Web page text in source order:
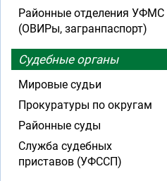
Районные отделения УФМС
(ОВИРы, загранпаспорт)
Судебные органы
Мировые судьи
Прокуратуры по округам
Районные суды
Служба судебных
приставов (УФССП)